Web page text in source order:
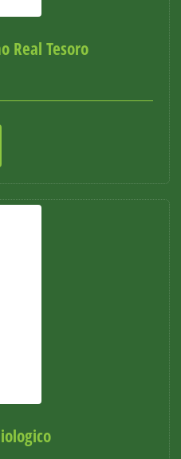
Real Tesoro